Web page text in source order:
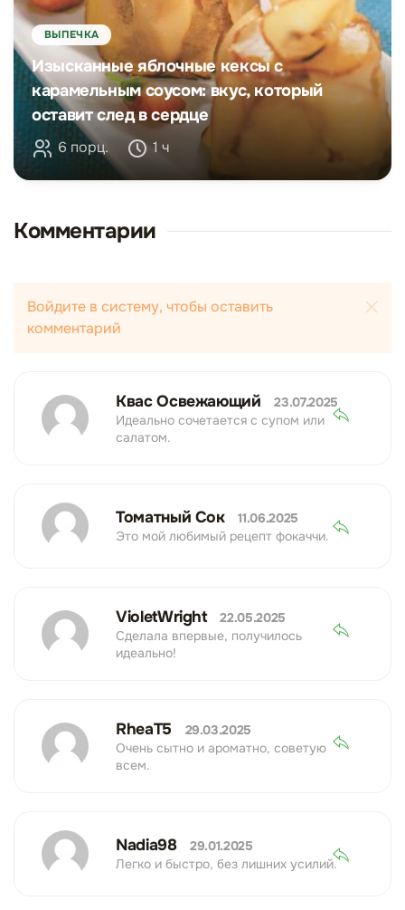
ВЫПЕЧКА
Изысканные яблочные кексы с
карамельным соусом: вкус, который
оставит след в сердце
6 порц. 1 ч
Комментарии
Войдите в систему, чтобы оставить
комментарий
Квас Освежающий
23.07.2025
Идеально сочетается с супом или
салатом.
Томатный Сок
11.06.2025
Это мой любимый рецепт фокаччи.
VioletWright
22.05.2025
Сделала впервые, получилось
идеально!
RheaT5
29.03.2025
Очень сытно и ароматно, советую
всем.
Nadia98
29.01.2025
Легко и быстро, без лишних усилий.